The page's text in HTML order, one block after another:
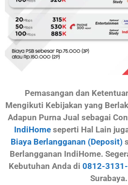
Pemasangan dan
Mengikuti Kebijakan yang
Adapun Purna Jual sebagai
IndiHomeseperti Hal Lain
Biaya Berlangganan (Deposit)
Berlangganan IndiHome.
Kebutuhan Anda di 0812-
Surabaya.